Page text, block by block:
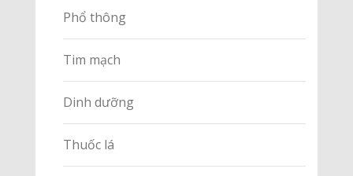
Phổ thông
Tim mạch
Dinh dưỡng
Thuốc lá